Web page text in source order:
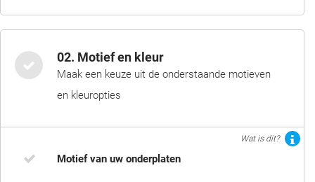
02. Motief en kleur
Maak een keuze uit de onderstaande motieven
en kleuropties
Wat is dit?
Motief van uw onderplaten